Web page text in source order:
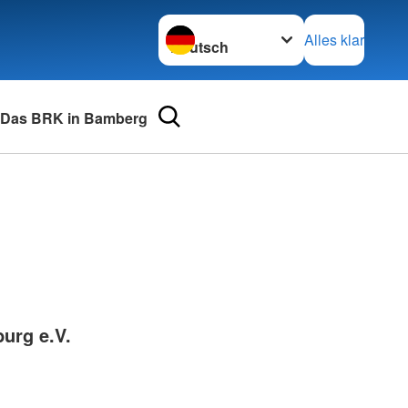
Sprache wechseln zu
Alles klar
Das BRK in Bamberg
und Lob
e.V.